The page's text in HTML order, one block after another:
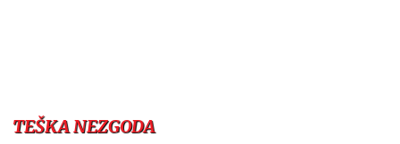
TEŠKA NEZGODA